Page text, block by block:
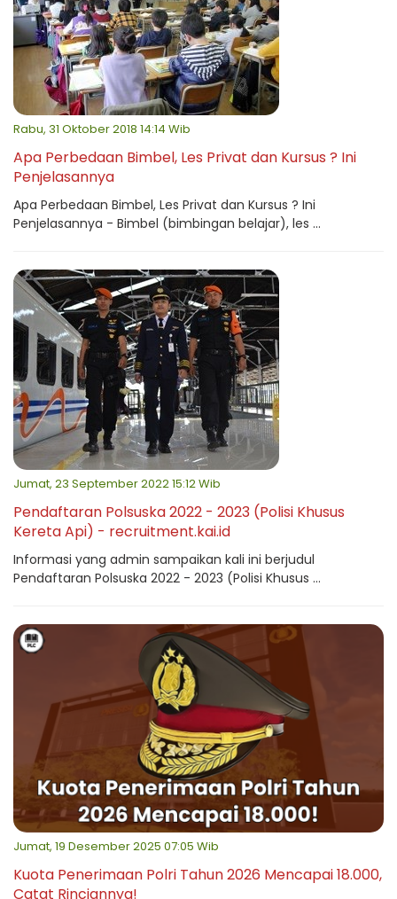
Rabu, 31 Oktober 2018 14:14 Wib
Apa Perbedaan Bimbel, Les Privat dan Kursus ? Ini
Penjelasannya
Apa Perbedaan Bimbel, Les Privat dan Kursus ? Ini
Penjelasannya - Bimbel (bimbingan belajar), les ...
Jumat, 23 September 2022 15:12 Wib
Pendaftaran Polsuska 2022 - 2023 (Polisi Khusus
Kereta Api) - recruitment.kai.id
Informasi yang admin sampaikan kali ini berjudul
Pendaftaran Polsuska 2022 - 2023 (Polisi Khusus ...
Jumat, 19 Desember 2025 07:05 Wib
Kuota Penerimaan Polri Tahun 2026 Mencapai 18.000,
Catat Rinciannya!